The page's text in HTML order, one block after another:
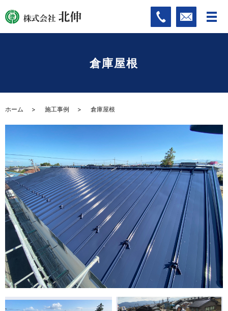
倉庫屋根
ホーム 施工事例 倉庫屋根